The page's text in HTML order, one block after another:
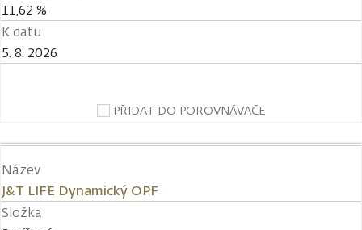
11,62 %
K datu
5. 8. 2026
PŘIDAT DO POROVNÁVAČE
Název
J&T LIFE Dynamický OPF
Složka